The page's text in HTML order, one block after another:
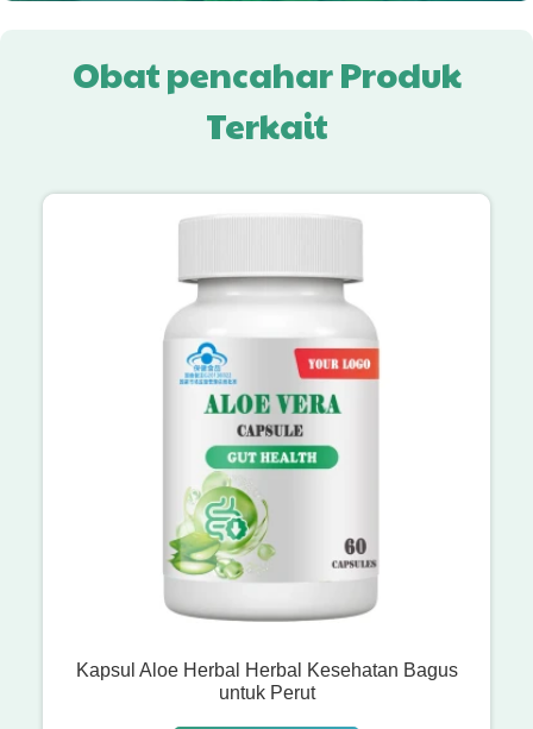
Obat pencahar Produk
Terkait
Kapsul Aloe Herbal Herbal Kesehatan Bagus
untuk Perut